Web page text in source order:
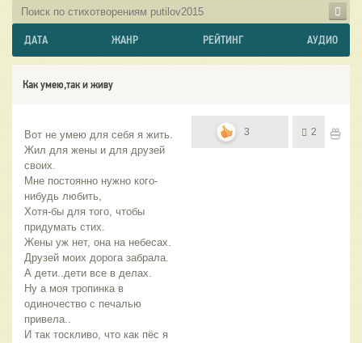
ДАТА ЖАНР РЕЙТИНГ АУДИО
Как умею,так и живу
Вот не умею для себя я жить.
Жил для жены и для друзей
своих.
Мне постоянно нужно кого-
нибудь любить,
Хотя-бы для того, чтобы
придумать стих.
Жены уж нет, она на небесах.
Друзей моих дорога забрала.
А дети..дети все в делах.
Ну а моя тропинка в
одиночество с печалью
привела..
И так тоскливо, что как пёс я
3 2